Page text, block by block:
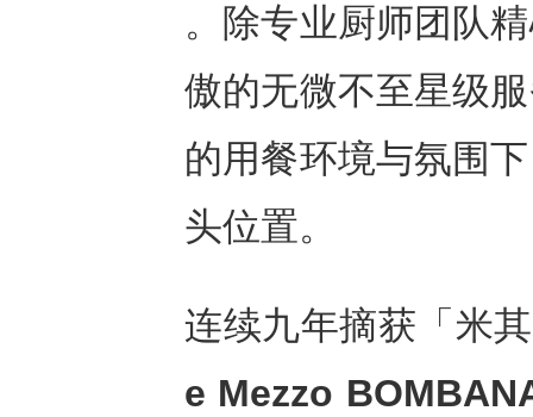
。除专业厨师团队
傲的无微不至星级
的用餐环境与氛围
头位置。
连续九年摘获「米
e Mezzo